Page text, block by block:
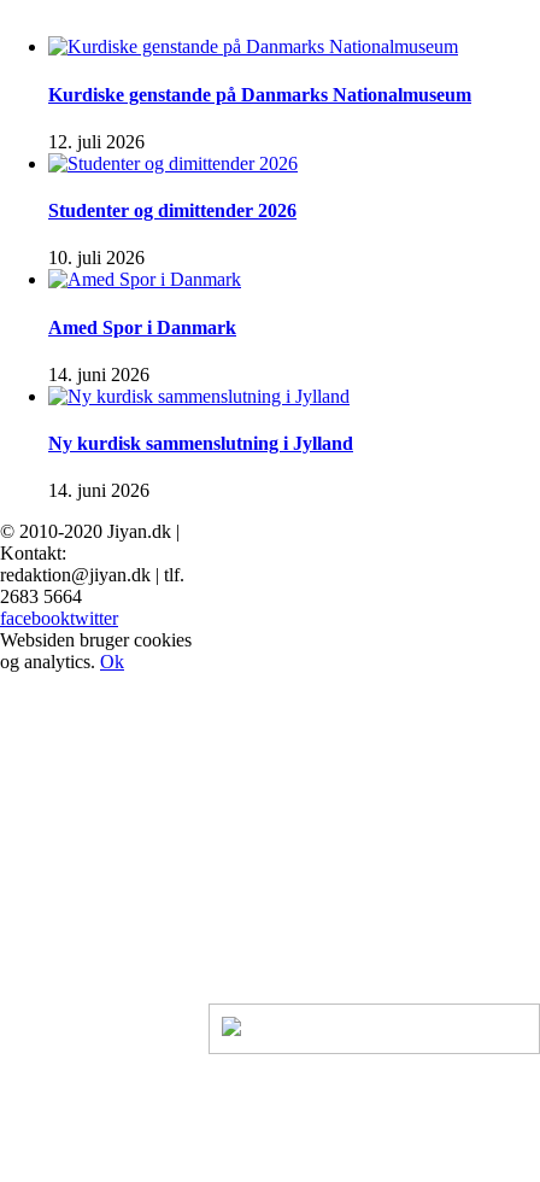
Kurdiske genstande på Danmarks Nationalmuseum
12. juli 2026
Studenter og dimittender 2026
10. juli 2026
Amed Spor i Danmark
14. juni 2026
Ny kurdisk sammenslutning i Jylland
14. juni 2026
© 2010-2020 Jiyan.dk |
Kontakt:
redaktion@jiyan.dk | tlf.
2683 5664
facebooktwitter
Websiden bruger cookies
og analytics. Ok